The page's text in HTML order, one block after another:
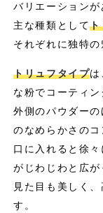
バリエーションが
主な種類としてト
それぞれに独特の
トリュフタイプは
な粉でコーティン
外側のパウダー
のなめらかさのコ
口に入れると徐
がじわじわと広が
見た目も美しく
す。